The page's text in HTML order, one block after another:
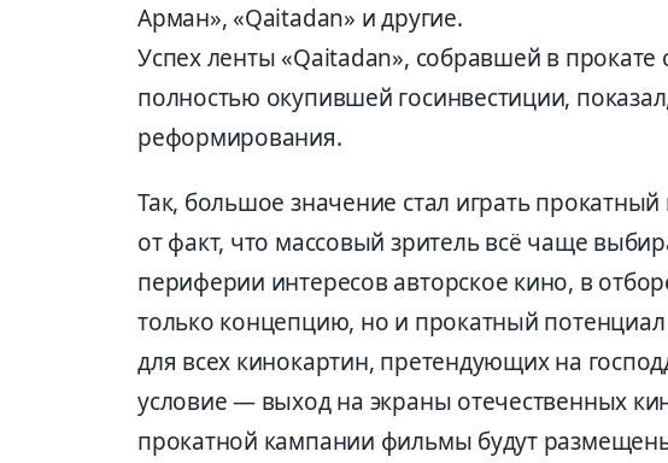
Арман», «Qaitadan» и другие.
Успех ленты «Qaitadan», собравшей в
полностью окупившей госинвестиции,
реформирования.
Так, большое значение стал играть
от факт, что массовый зритель всё чаще
периферии интересов авторское кино, в
только концепцию, но и прокатный
для всех кинокартин, претендующих на
условие — выход на экраны отечественных
прокатной кампании фильмы будут